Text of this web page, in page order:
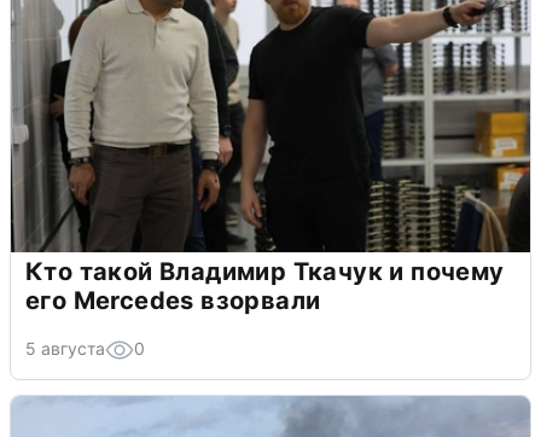
Кто такой Владимир Ткачук и почему
его Mercedes взорвали
5 августа 0